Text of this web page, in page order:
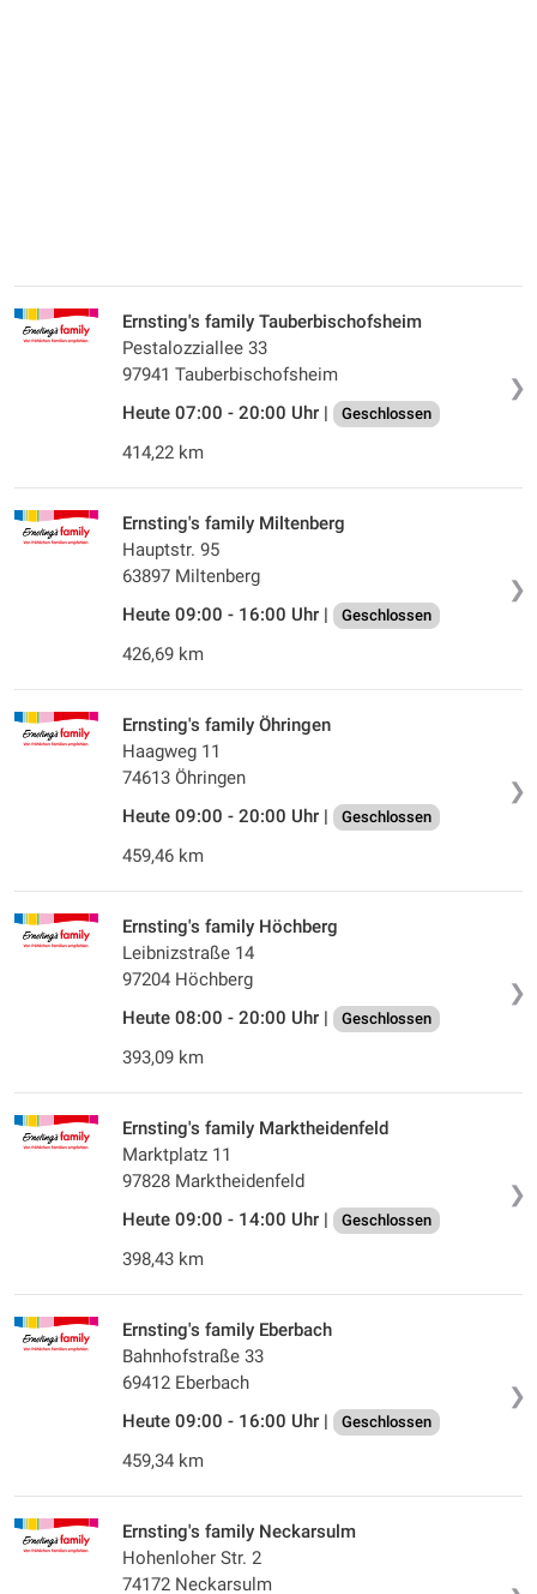
❯
Ernsting's family Tauberbischofsheim
Pestalozziallee 33
97941 Tauberbischofsheim
Heute 07:00 - 20:00 Uhr |
Geschlossen
414,22 km
❯
Ernsting's family Miltenberg
Hauptstr. 95
63897 Miltenberg
Heute 09:00 - 16:00 Uhr |
Geschlossen
426,69 km
❯
Ernsting's family Öhringen
Haagweg 11
74613 Öhringen
Heute 09:00 - 20:00 Uhr |
Geschlossen
459,46 km
❯
Ernsting's family Höchberg
Leibnizstraße 14
97204 Höchberg
Heute 08:00 - 20:00 Uhr |
Geschlossen
393,09 km
❯
Ernsting's family Marktheidenfeld
Marktplatz 11
97828 Marktheidenfeld
Heute 09:00 - 14:00 Uhr |
Geschlossen
398,43 km
❯
Ernsting's family Eberbach
Bahnhofstraße 33
69412 Eberbach
Heute 09:00 - 16:00 Uhr |
Geschlossen
459,34 km
Ernsting's family Neckarsulm
Hohenloher Str. 2
74172 Neckarsulm